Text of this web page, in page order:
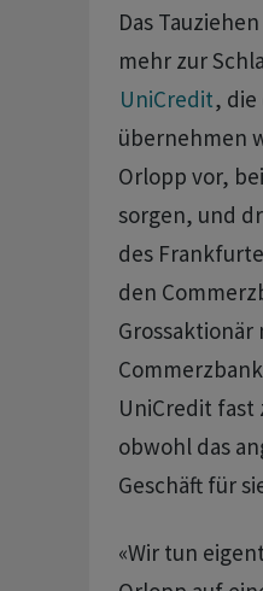
Das
mehr zur
UniCredit,
übernehmen
Orlopp vor,
sorgen, und
des
den
UniCredit
obwohl das
‌Geschäft für
«Wir tun